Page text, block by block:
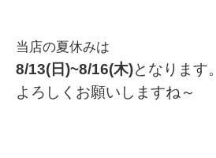
当店の夏休みは
8/13(日)~8/16(木)となります。
よろしくお願いしますね～